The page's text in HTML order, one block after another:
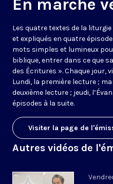
En marche
Les quatre textes de la
et expliqués en quatre
mots simples et lumineux
biblique, entrer dans ce que
des Écritures ». Chaque jour,
Lundi, la première lecture ;
deuxième lecture ; jeudi,
épisodes à la suite.
Visiter la page de
Autres vidéos de